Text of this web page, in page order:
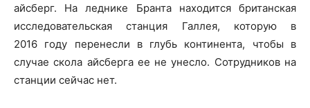
айсберг. На леднике Бранта находится британская
исследовательская станция Галлея, которую в
2016 году перенесли в глубь континента, чтобы в
случае скола айсберга ее не унесло. Сотрудников на
станции сейчас нет.